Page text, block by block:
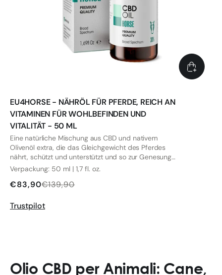
EU4HORSE - NÄHRÖL FÜR PFERDE, REICH AN
VITAMINEN FÜR WOHLBEFINDEN UND
VITALITÄT - 50 ML
Eine natürliche Mischung aus CBD und nativem
Olivenöl extra, die das Gleichgewicht des Pferdes
nährt, schützt und unterstützt und so zur Genesung
und Erhaltung der körperlichen Fitness beiträgt.
Verpackung: 50 ml | 1,7 fl. oz.
€83,90€139,90
Trustpilot
Olio CBD per Animali: Cane,